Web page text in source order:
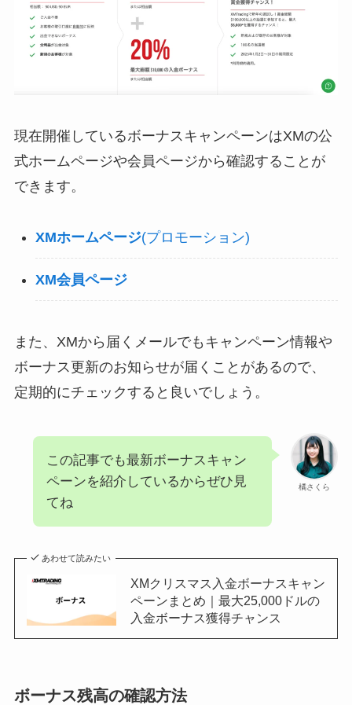
現在開催しているボーナスキャンペーンはXMの公
式ホームページや会員ページから確認することが
できます。
XMホームページ(プロモーション)
XM会員ページ
また、XMから届くメールでもキャンペーン情報や
ボーナス更新のお知らせが届くことがあるので、
定期的にチェックすると良いでしょう。
橘さくら
この記事でも最新ボーナスキャン
ペーンを紹介しているからぜひ見
てね
あわせて読みたい
XMクリスマス入金ボーナスキャン
ペーンまとめ｜最大25,000ドルの
入金ボーナス獲得チャンス
ボーナス残高の確認方法